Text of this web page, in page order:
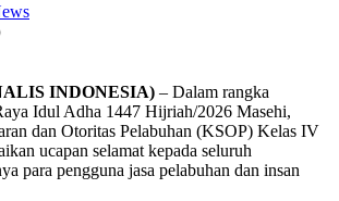
INDONESIA) – Dalam rangka
Idul Adha 1447 Hijriah/2026 Masehi,
dan Otoritas Pelabuhan (KSOP) Kelas IV
ucapan selamat kepada seluruh
para pengguna jasa pelabuhan dan insan